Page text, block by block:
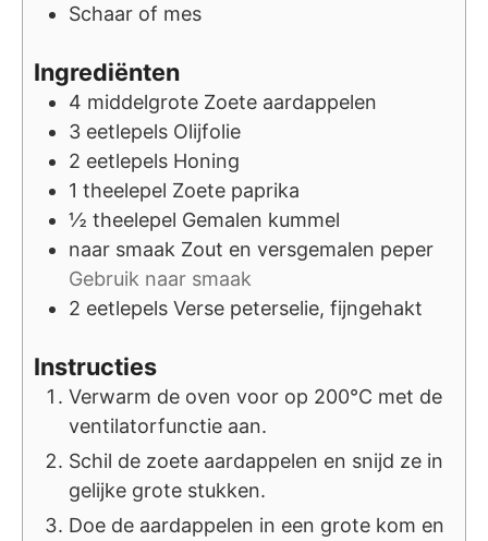
Schaar of mes
Ingrediënten
4 middelgrote Zoete aardappelen
3 eetlepels Olijfolie
2 eetlepels Honing
1 theelepel Zoete paprika
½ theelepel Gemalen kummel
naar smaak Zout en versgemalen peper
Gebruik naar smaak
2 eetlepels Verse peterselie, fijngehakt
Instructies
Verwarm de oven voor op 200°C met de
ventilatorfunctie aan.
Schil de zoete aardappelen en snijd ze in
gelijke grote stukken.
Doe de aardappelen in een grote kom en